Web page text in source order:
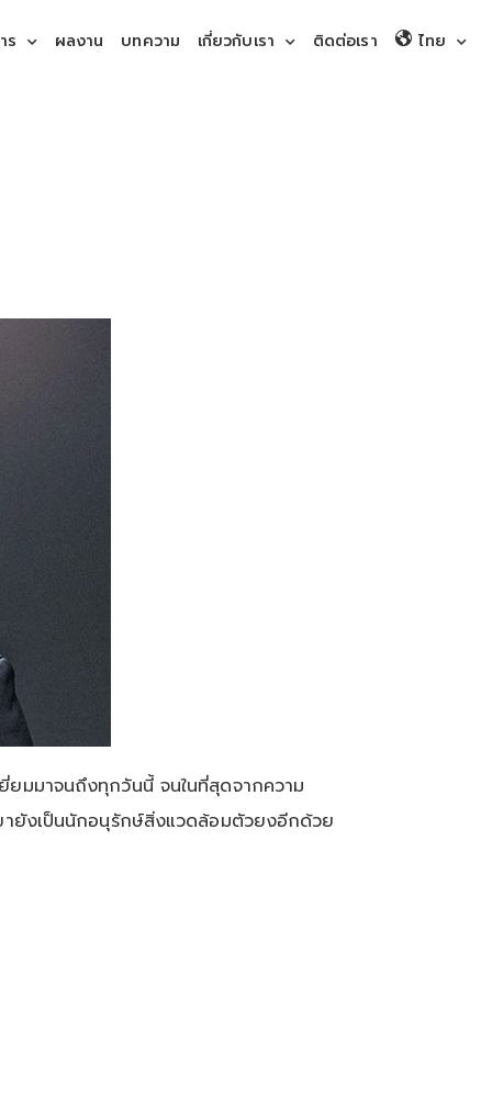
ร ผลงาน บทความ เกี่ยวกับเรา ติดต่อเรา ไทย
มมาจนถึงทุกวันนี้ จนในที่สุดจากความ
ขายังเป็นนักอนุรักษ์สิ่งแวดล้อมตัวยงอีกด้วย